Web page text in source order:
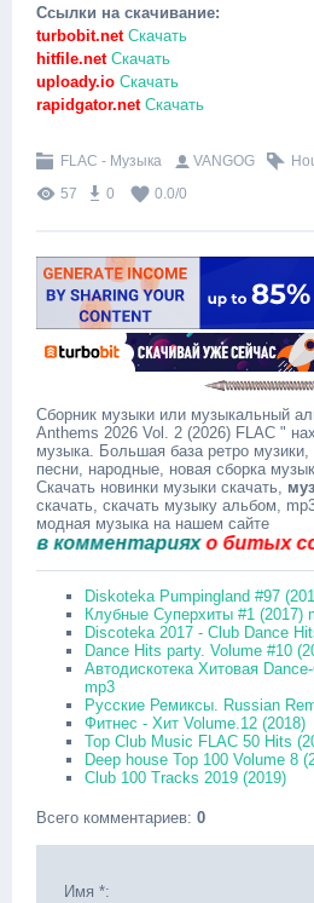
Ссылки на скачивание:
turbobit.netСкачать
hitfile.netСкачать
uploady.io Скачать
rapidgator.netСкачать
FLAC - Музыка VANGOG
57
0 0.0/0
Сборник музыки или музыкальный
Anthems 2026 Vol. 2 (2026) FLAC "
музыка. Большая база ретро музики,
песни, народные, новая сборка
Скачать новинки музыки скачать,
скачать, скачать музыку альбом,
модная музыка на нашем сайте
о битых
Diskoteka Pumpingland #97
Клубные Суперхиты #1 (2017)
Discoteka 2017 - Club Dance
Dance Hits party. Volume #10
Автодискотека Хитовая
mp3
Русские Ремиксы. Russian
Фитнес - Хит Volume.12 (2018)
Top Club Music FLAC 50 Hits
Deep house Top 100 Volume 8
Club 100 Tracks 2019 (2019)
Всего комментариев: 0
Имя *: